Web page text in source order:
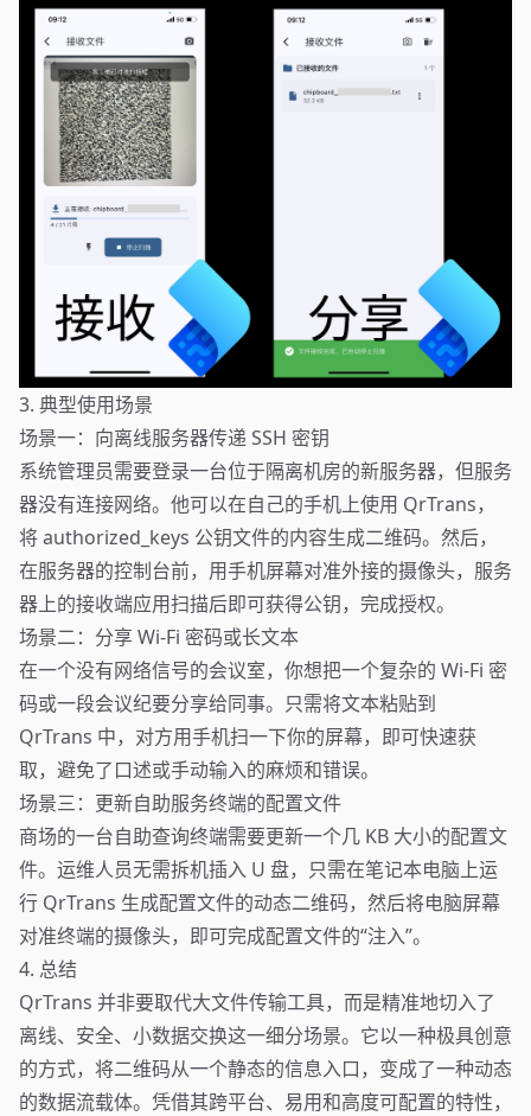
3. 典型使用场景
场景一：向离线服务器传递 SSH 密钥
系统管理员需要登录一台位于隔离机房的新服务器，但服务
器没有连接网络。他可以在自己的手机上使用 QrTrans，
将 authorized_keys 公钥文件的内容生成二维码。然后，
在服务器的控制台前，用手机屏幕对准外接的摄像头，服务
器上的接收端应用扫描后即可获得公钥，完成授权。
场景二：分享 Wi-Fi 密码或长文本
在一个没有网络信号的会议室，你想把一个复杂的 Wi-Fi 密
码或一段会议纪要分享给同事。只需将文本粘贴到
QrTrans 中，对方用手机扫一下你的屏幕，即可快速获
取，避免了口述或手动输入的麻烦和错误。
场景三：更新自助服务终端的配置文件
商场的一台自助查询终端需要更新一个几 KB 大小的配置文
件。运维人员无需拆机插入 U 盘，只需在笔记本电脑上运
行 QrTrans 生成配置文件的动态二维码，然后将电脑屏幕
对准终端的摄像头，即可完成配置文件的“注入”。
4. 总结
QrTrans 并非要取代大文件传输工具，而是精准地切入了
离线、安全、小数据交换这一细分场景。它以一种极具创意
的方式，将二维码从一个静态的信息入口，变成了一种动态
的数据流载体。凭借其跨平台、易用和高度可配置的特性，